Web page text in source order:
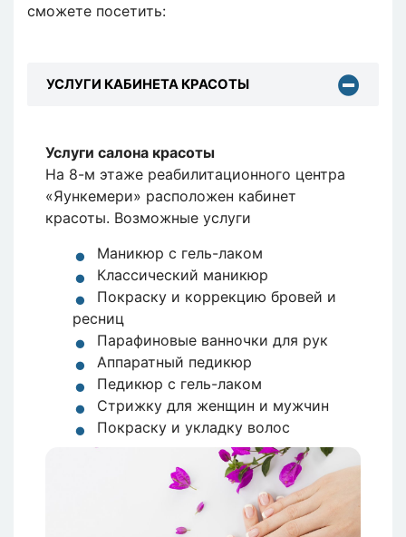
сможете посетить:
УСЛУГИ КАБИНЕТА КРАСОТЫ
Услуги салона красоты
На 8-м этаже реабилитационного центра
«Яункемери» расположен кабинет
красоты. Возможные услуги
Маникюр с гель-лаком
Классический маникюр
Покраску и коррекцию бровей и
ресниц
Парафиновые ванночки для рук
Аппаратный педикюр
Педикюр с гель-лаком
Стрижку для женщин и мужчин
Покраску и укладку волос